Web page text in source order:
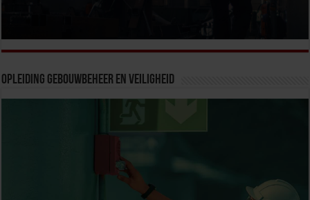
Opleiding Gebouwbeheer en veiligheid